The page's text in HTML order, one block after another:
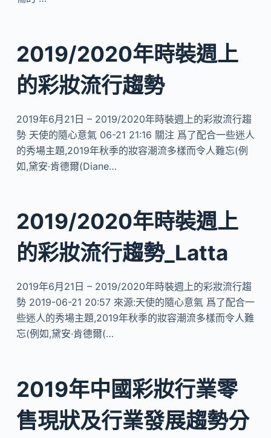
2019/2020年時裝週上
的彩妝流行趨勢
2019年6月21日 – 2019/2020年時裝週上的彩妝流行趨
勢 天使的隨心意氣 06-21 21:16 關注 爲了配合一些迷人
的秀場主題,2019年秋季的妝容潮流多樣而令人難忘(例
如,黛安·肯德爾(Diane…
2019/2020年時裝週上
的彩妝流行趨勢_Latta
2019年6月21日 – 2019/2020年時裝週上的彩妝流行趨
勢 2019-06-21 20:57 來源:天使的隨心意氣 爲了配合一
些迷人的秀場主題,2019年秋季的妝容潮流多樣而令人難
忘(例如,黛安·肯德爾(…
2019年中國彩妝行業零
售現狀及行業發展趨勢分